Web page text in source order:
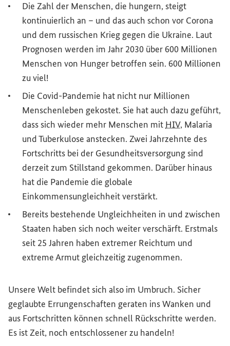
Die Zahl der Menschen, die hungern, steigt
kontinuierlich an – und das auch schon vor Corona
und dem russischen Krieg gegen die Ukraine. Laut
Prognosen werden im Jahr 2030 über 600 Millionen
Menschen von Hunger betroffen sein. 600 Millionen
zu viel!
Die Covid-Pandemie hat nicht nur Millionen
Menschenleben gekostet. Sie hat auch dazu geführt,
dass sich wieder mehr Menschen mit HIV, Malaria
und Tuberkulose anstecken. Zwei Jahrzehnte des
Fortschritts bei der Gesundheitsversorgung sind
derzeit zum Stillstand gekommen. Darüber hinaus
hat die Pandemie die globale
Einkommensungleichheit verstärkt.
Bereits bestehende Ungleichheiten in und zwischen
Staaten haben sich noch weiter verschärft. Erstmals
seit 25 Jahren haben extremer Reichtum und
extreme Armut gleichzeitig zugenommen.
Unsere Welt befindet sich also im Umbruch. Sicher
geglaubte Errungenschaften geraten ins Wanken und
aus Fortschritten können schnell Rückschritte werden.
Es ist Zeit, noch entschlossener zu handeln!